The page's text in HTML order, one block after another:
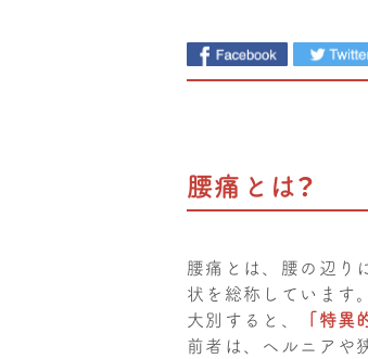
腰痛とは？
腰痛とは、腰の辺り
状を総称しています。
大別すると、
「特異
前者は、ヘルニアや